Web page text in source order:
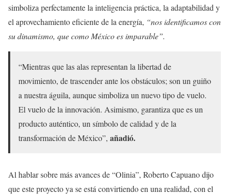
simboliza perfectamente la inteligencia práctica, la adaptabilidad y
el aprovechamiento eficiente de la energía, “nos identificamos con
su dinamismo, que como México es imparable”.
“Mientras que las alas representan la libertad de
movimiento, de trascender ante los obstáculos; son un guiño
a nuestra águila, aunque simboliza un nuevo tipo de vuelo.
El vuelo de la innovación. Asimismo, garantiza que es un
producto auténtico, un símbolo de calidad y de la
transformación de México”, añadió.
Al hablar sobre más avances de “Olinia”, Roberto Capuano dijo
que este proyecto ya se está convirtiendo en una realidad, con el